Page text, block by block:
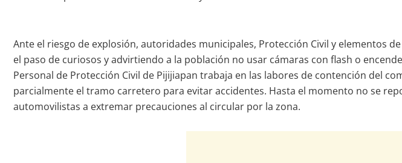
Ante el riesgo de explosión, autoridades municipales, Protección Civil y elementos
el paso de curiosos y advirtiendo a la población no usar cámaras con flash o
Personal de Protección Civil de Pijijiapan trabaja en las labores de contención del
parcialmente el tramo carretero para evitar accidentes. Hasta el momento no se
automovilistas a extremar precauciones al circular por la zona.